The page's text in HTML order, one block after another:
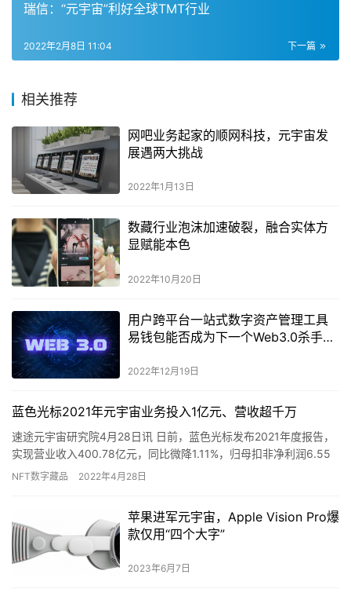
瑞信：“元宇宙”利好全球TMT行业
下一篇
2022年2月8日 11:04
相关推荐
网吧业务起家的顺网科技，元宇宙发
展遇两大挑战
2022年1月13日
数藏行业泡沫加速破裂，融合实体方
显赋能本色
2022年10月20日
用户跨平台一站式数字资产管理工具
易钱包能否成为下一个Web3.0杀手级
2022年12月19日
蓝色光标2021年元宇宙业务投入1亿元、营收超千万
速途元宇宙研究院4月28日讯 日前，蓝色光标发布2021年度报告，
实现营业收入400.78亿元，同比微降1.11%，归母扣非净利润6.55
亿元，同比增长11.35%。经营性现金流为…
NFT数字藏品 2022年4月28日
苹果进军元宇宙，Apple Vision Pro爆
款仅用“四个大字”
2023年6月7日